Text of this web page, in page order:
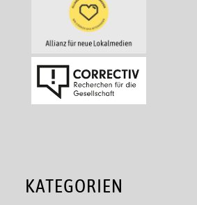
KATEGORIEN